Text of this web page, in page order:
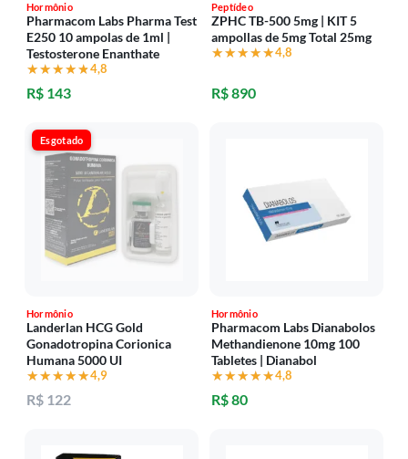
Hormônio
Pharmacom Labs Pharma Test
E250 10 ampolas de 1ml |
Testosterone Enanthate
★★★★★
★★★★★4,8
R$ 143
Peptídeo
ZPHC TB-500 5mg | KIT 5
ampollas de 5mg Total 25mg
★★★★★
★★★★★4,8
R$ 890
Esgotado
Hormônio
Landerlan HCG Gold
Gonadotropina Corionica
Humana 5000 UI
★★★★★
★★★★★4,9
R$ 122
Hormônio
Pharmacom Labs Dianabolos
Methandienone 10mg 100
Tabletes | Dianabol
★★★★★
★★★★★4,8
R$ 80